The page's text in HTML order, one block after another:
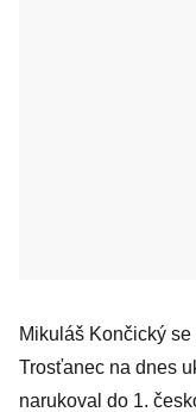
Mikuláš Končický
Trosťanec na dnes
narukoval do 1.